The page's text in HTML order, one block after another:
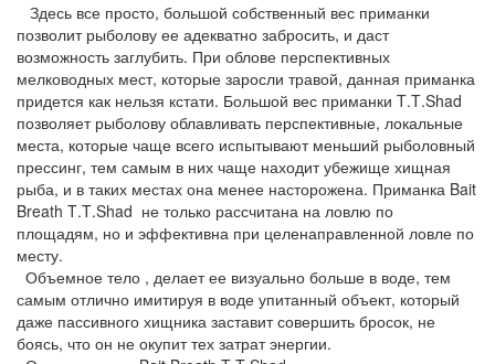
Здесь все просто, большой собственный вес приманки
позволит рыболову ее адекватно забросить, и даст
возможность заглубить. При облове перспективных
мелководных мест, которые заросли травой, данная приманка
придется как нельзя кстати. Большой вес приманки T.T.Shad
позволяет рыболову облавливать перспективные, локальные
места, которые чаще всего испытывают меньший рыболовный
прессинг, тем самым в них чаще находит убежище хищная
рыба, и в таких местах она менее насторожена. Приманка Bait
Breath T.T.Shad не только рассчитана на ловлю по
площадям, но и эффективна при целенаправленной ловле по
месту.
Объемное тело , делает ее визуально больше в воде, тем
самым отлично имитируя в воде упитанный объект, который
даже пассивного хищника заставит совершить бросок, не
боясь, что он не окупит тех затрат энергии.